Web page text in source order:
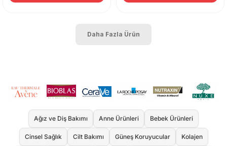
Daha Fazla Ürün
Ağız ve Diş Bakımı Anne Ürünleri Bebek Ürünleri
Cinsel Sağlık Cilt Bakımı Güneş Koruyucular Kolajen